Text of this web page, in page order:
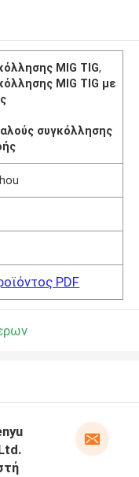
MIG TIG,
MIG TIG με
συγκόλλησης
PDF